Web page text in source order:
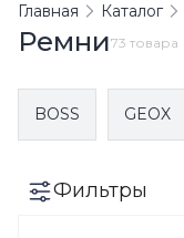
Главная Каталог
Ремни73 товара
BOSS GEOX
Фильтры